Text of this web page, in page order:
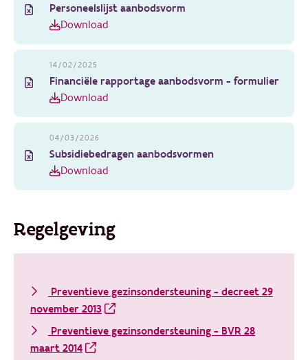
Personeelslijst aanbodsvorm
Download
14/02/2025
Financiële rapportage aanbodsvorm - formulier
Download
04/03/2026
Subsidiebedragen aanbodsvormen
Download
Regelgeving
Preventieve gezinsondersteuning - decreet 29
november 2013
Preventieve gezinsondersteuning - BVR 28
maart 2014